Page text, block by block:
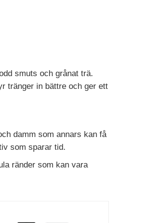
smuts och grånat trä.
tränger in bättre och ger ett
damm som annars kan få
som sparar tid.
ränder som kan vara